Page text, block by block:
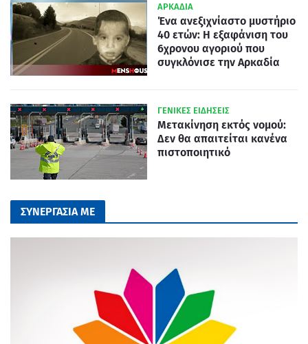
ΑΡΚΑΔΙΑ
Ένα ανεξιχνίαστο μυστήριο
40 ετών: Η εξαφάνιση του
6χρονου αγοριού που
συγκλόνισε την Αρκαδία
ΓΕΝΙΚΕΣ ΕΙΔΗΣΕΙΣ
Μετακίνηση εκτός νομού:
Δεν θα απαιτείται κανένα
πιστοποιητικό
ΣΥΝΕΡΓΑΣΙΑ ΜΕ